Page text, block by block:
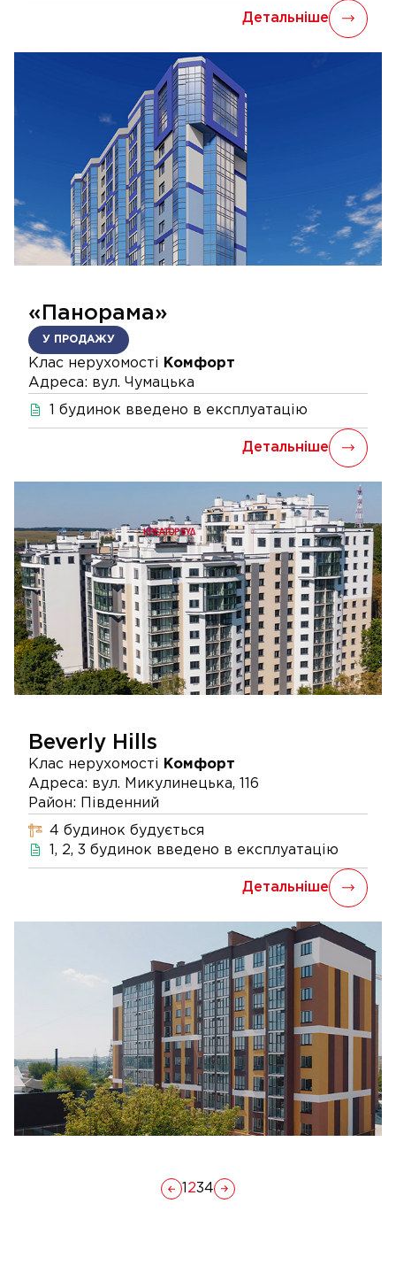
Детальніше
«Панорама»
У ПРОДАЖУ
Клас нерухомості
Комфорт
Адреса: вул. Чумацька
будинок введено в експлуатацію
Детальніше
Beverly Hills
Клас нерухомості
Комфорт
Адреса: вул. Микулинецька, 116
Район:
Південний
4 будинок будується
1, 2, 3 будинок введено в експлуатацію
Детальніше
1 234